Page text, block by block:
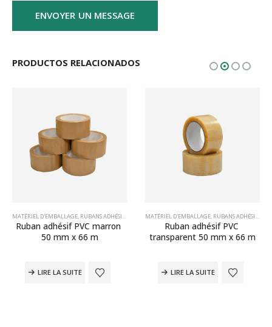
PRODUCTOS RELACIONADOS
ADHÉSIFS EN POLYPROPYLÈNE (PP),RUBANS ADHÉSIFS PP SOLVANT
MATÉRIEL D'EMBALLAGE, RUBANS ADHÉSIFS RUBANS ADHÉSIFS EN PVC
Ruban adhésif PVC marron
50 mm x 66 m
LIRE LA SUITE
MATÉRIEL D'EMBALLAGE, RUBANS ADHÉSIFS
Ruban adhésif PVC
transparent 50 mm x 66 m
LIRE LA SUITE